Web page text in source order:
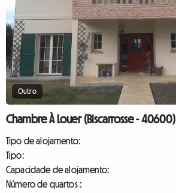
Outro
Chambre À Louer (Biscarrosse - 40600)
Tipo de alojamento:
Tipo:
Capacidade de alojamento:
Número de quartos :